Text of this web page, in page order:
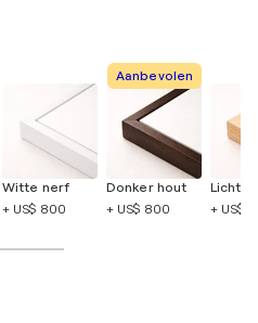
Witte nerf
+ US$ 800
Aanbevolen
Donker hout
+ US$ 800
Licht
+ US$